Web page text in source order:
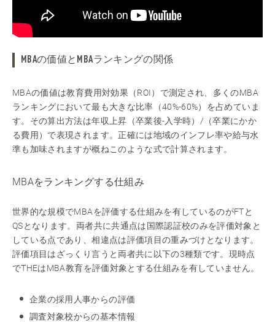
MBAの価値とMBAランキングの関係
MBAの価値は教育費用対効果（ROI）で測定され、多くのMBA
ランキングにおいて最も大きな比率（40%-60%）を占めていま
す。その算出方法は年収上昇（卒業後-入学時）/（卒業にかか
る費用）で表現されます。正確には地域のインフレ率や給与水
準も加味されますが概ねこのような式で計算されます。
MBAをランキングする仕組み
世界的な規模でMBAを評価する仕組みを有しているのがFTと
QSとなります。両者共に共通点は国際認証校のみを評価対象と
している点であり、相違点は評価項目の重みづけとなります。
評価項目はざっくり言うと両者共に以下の3種類です。現時点
でTHEはMBA教育を評価対象とする仕組みを有していません。
企業の採用人事からの評価
調査対象校からの基本情報